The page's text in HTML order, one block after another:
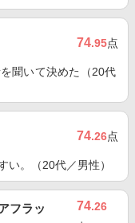
74.95点
聞いて決めた（20代
74.26点
い。（20代／男性）
フラッ
74.26